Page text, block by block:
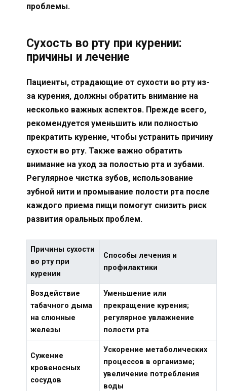
проблемы.
Сухость во рту при курении:
причины и лечение
Пациенты, страдающие от сухости во рту из-
за курения, должны обратить внимание на
несколько важных аспектов. Прежде всего,
рекомендуется уменьшить или полностью
прекратить курение, чтобы устранить причину
сухости во рту. Также важно обратить
внимание на уход за полостью рта и зубами.
Регулярное чистка зубов, использование
зубной нити и промывание полости рта после
каждого приема пищи помогут снизить риск
развития оральных проблем.
Причины сухости
во рту при
курении
Способы лечения и
профилактики
Воздействие
табачного дыма
на слюнные
железы
Уменьшение или
прекращение курения;
регулярное увлажнение
полости рта
Сужение
кровеносных
сосудов
Ускорение метаболических
процессов в организме;
увеличение потребления
воды